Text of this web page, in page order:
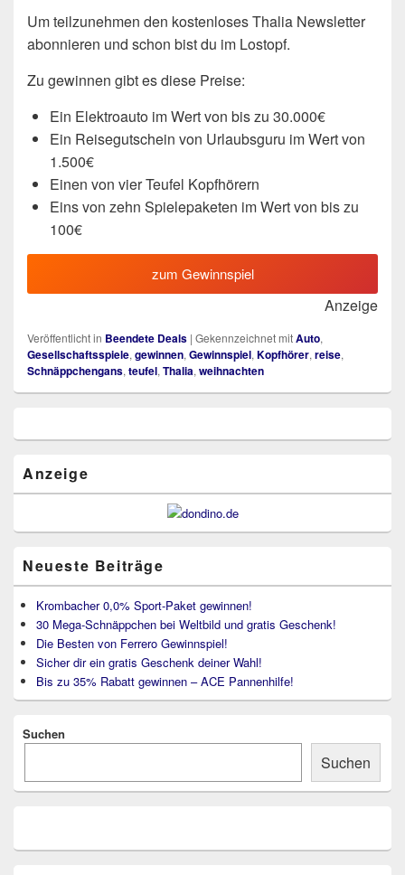
Um teilzunehmen den kostenloses Thalia Newsletter
abonnieren und schon bist du im Lostopf.
Zu gewinnen gibt es diese Preise:
Ein Elektroauto im Wert von bis zu 30.000€
Ein Reisegutschein von Urlaubsguru im Wert von
1.500€
Einen von vier Teufel Kopfhörern
Eins von zehn Spielepaketen im Wert von bis zu
100€
zum Gewinnspiel
Anzeige
Veröffentlicht in Beendete Deals | Gekennzeichnet mitAuto,
Gesellschaftsspiele, gewinnen, Gewinnspiel, Kopfhörer, reise,
Schnäppchengans, teufel, Thalia, weihnachten
Widget-
Anzeige
Neueste Beiträge
Krombacher 0,0% Sport-Paket gewinnen!
30 Mega-Schnäppchen bei Weltbild und gratis Geschenk!
Die Besten von Ferrero Gewinnspiel!
Sicher dir ein gratis Geschenk deiner Wahl!
Bis zu 35% Rabatt gewinnen – ACE Pannenhilfe!
Suchen
Suchen